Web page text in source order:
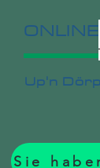
ONLINE
Up'n Dörp